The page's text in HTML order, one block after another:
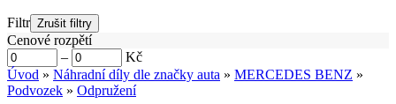
Filtr
Cenové rozpětí
–
Kč
Úvod » Náhradní díly dle značky auta » MERCEDES BENZ »
Podvozek » Odpružení